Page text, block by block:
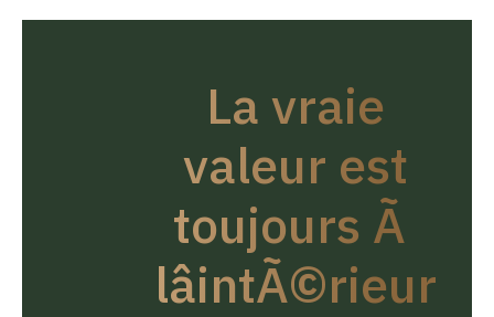
La vraie
valeur est
toujours Ã
lâintÃ©rieur